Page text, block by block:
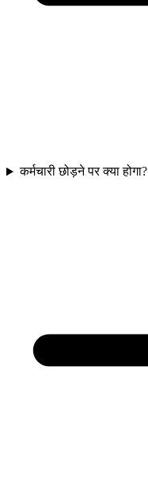
कर्मचारी छोड़ने पर क्या होगा?